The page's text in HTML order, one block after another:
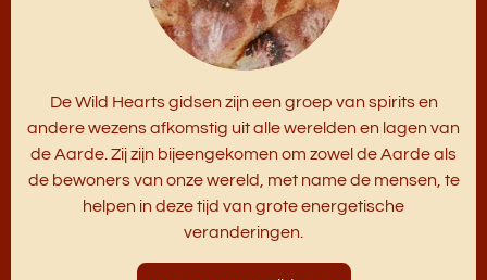
De Wild Hearts gidsen zijn een groep van spirits en
andere wezens afkomstig uit alle werelden en lagen van
de Aarde. Zij zijn bijeengekomen om zowel de Aarde als
de bewoners van onze wereld, met name de mensen, te
helpen in deze tijd van grote energetische
veranderingen.